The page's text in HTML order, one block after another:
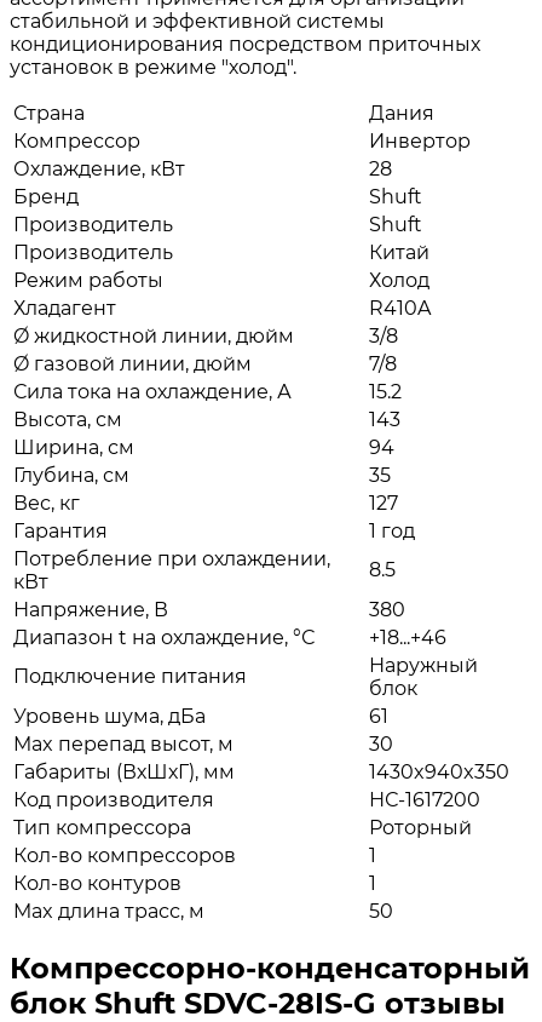
стабильной и эффективной системы
кондиционирования посредством приточных
установок в режиме "холод".
Страна
Дания
Компрессор
Инвертор
Охлаждение, кВт
28
Бренд
Shuft
Производитель
Shuft
Производитель
Китай
Режим работы
Холод
Хладагент
R410A
Ø жидкостной линии, дюйм
3/8
Ø газовой линии, дюйм
7/8
Сила тока на охлаждение, А
15.2
Высота, см
143
Ширина, см
94
Глубина, см
35
Вес, кг
127
Гарантия
1 год
Потребление при охлаждении,
кВт
8.5
Напряжение, В
380
Диапазон t на охлаждение, °С
+18...+46
Подключение питания
Наружный
блок
Уровень шума, дБа
61
Max перепад высот, м
30
Габариты (ВхШхГ), мм
1430x940x350
Код производителя
НС-1617200
Тип компрессора
Роторный
Кол-во компрессоров
1
Кол-во контуров
1
Max длина трасс, м
50
Компрессорно-конденсаторный
блок Shuft SDVC-28IS-G отзывы